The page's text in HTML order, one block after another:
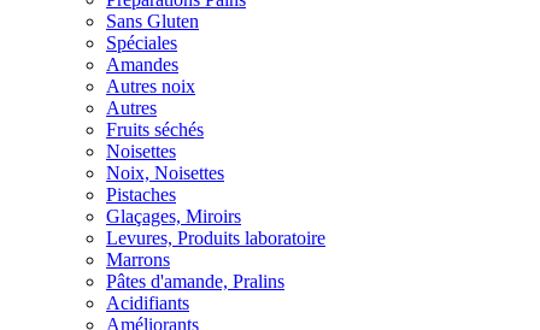
Sans Gluten
Spéciales
Amandes
Autres noix
Autres
Fruits séchés
Noisettes
Noix, Noisettes
Pistaches
Glaçages, Miroirs
Levures, Produits laboratoire
Marrons
Pâtes d'amande, Pralins
Acidifiants
Améliorants